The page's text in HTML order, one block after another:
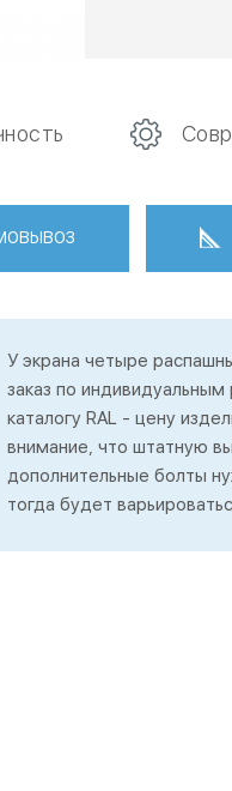
У экрана четыре
заказ по
каталогу RAL - цену
внимание, что штатную
дополнительные болты
тогда будет